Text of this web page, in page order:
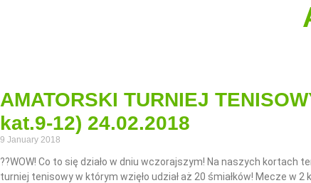
AMATORSKI TURNIEJ
kat.9-12) 24.02.2018
9 January 2018
??WOW! Co to się działo w dniu wczorajszym! Na naszych kortach
turniej tenisowy w którym wzięło udział aż 20 śmiałków! Mecze w